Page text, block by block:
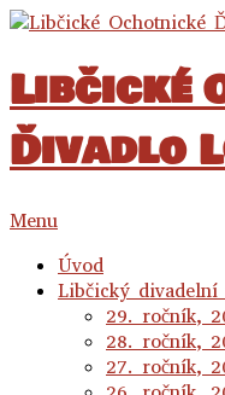
Libčické
Ďivadlo
Menu
Úvod
Libčický divadelní
29. ročník,
28. ročník,
27. ročník,